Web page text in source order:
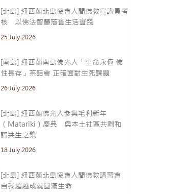
[北島] 紐西蘭北島協會人間佛教宣講員考
核 以佛法智慧落實生活實踐
25 July 2026
[南島] 紐西蘭南島佛光人「生命永恆 佛
性長存」茶話會 正確面對生死課題
26 July 2026
[北島] 紐西蘭佛光人參與毛利新年
（Matariki）慶典 與本土社區共劃和
諧共生之槳
18 July 2026
[北島] 紐西蘭北島協會人間佛教講習會
自我超越成就圓滿生命